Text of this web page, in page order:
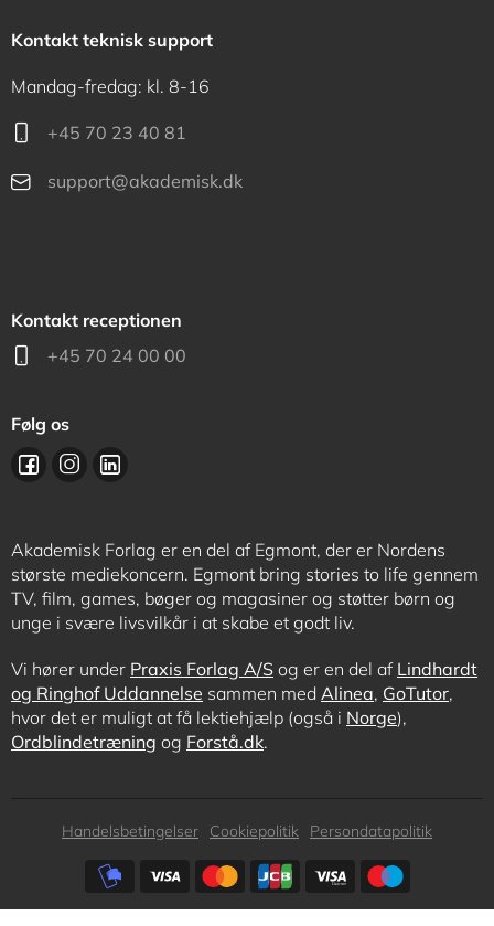
Kontakt teknisk support
Mandag-fredag: kl. 8-16
+45 70 23 40 81
support@akademisk.dk
Kontakt receptionen
+45 70 24 00 00
Følg os
Akademisk Forlag er en del af Egmont, der er Nordens
største mediekoncern. Egmont bring stories to life gennem
TV, film, games, bøger og magasiner og støtter børn og
unge i svære livsvilkår i at skabe et godt liv.
Vi hører under Praxis Forlag A/S og er en del af Lindhardt
og Ringhof Uddannelse sammen med Alinea, GoTutor,
hvor det er muligt at få lektiehjælp (også i Norge),
Ordblindetræning og Forstå.dk.
Subfooter
Handelsbetingelser Cookiepolitik
Persondatapolitik
Subfooter
payment
options